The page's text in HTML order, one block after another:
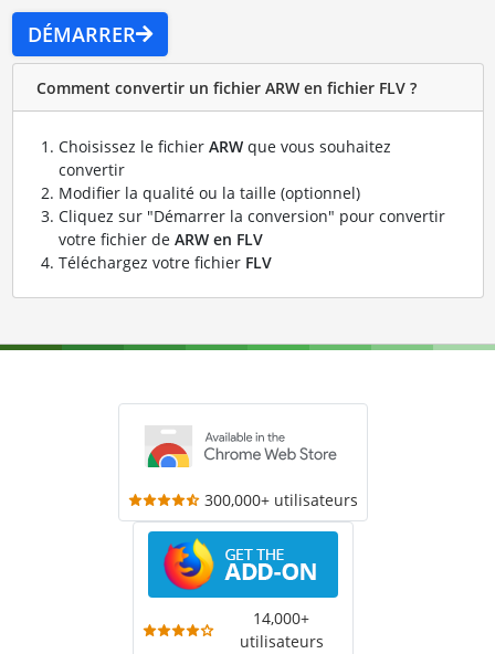
DÉMARRER
Comment convertir un fichier ARW en fichier FLV ?
Choisissez le fichier ARWque vous souhaitez
convertir
Modifier la qualité ou la taille (optionnel)
Cliquez sur "Démarrer la conversion" pour convertir
votre fichier de ARW en FLV
Téléchargez votre fichier FLV
300,000+ utilisateurs
14,000+
utilisateurs